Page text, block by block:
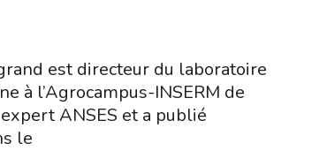
est directeur du laboratoire
à l’Agrocampus-INSERM de
ANSES et a publié
le